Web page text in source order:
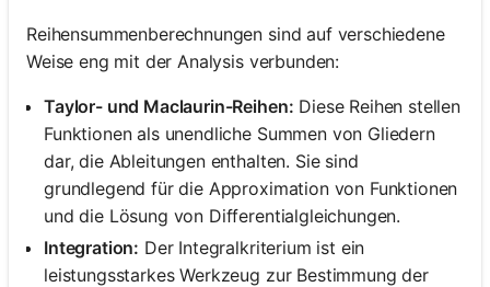
Reihensummenberechnungen sind auf verschiedene
Weise eng mit der Analysis verbunden:
Taylor- und Maclaurin-Reihen: Diese Reihen stellen
Funktionen als unendliche Summen von Gliedern
dar, die Ableitungen enthalten. Sie sind
grundlegend für die Approximation von Funktionen
und die Lösung von Differentialgleichungen.
Integration: Der Integralkriterium ist ein
leistungsstarkes Werkzeug zur Bestimmung der